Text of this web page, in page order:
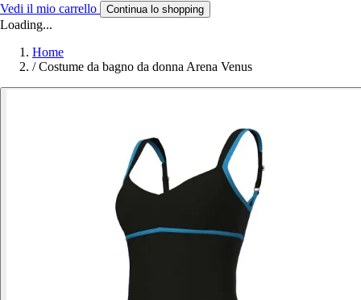
Vedi il mio carrello Continua lo shopping
Loading...
Home
/ Costume da bagno da donna Arena Venus